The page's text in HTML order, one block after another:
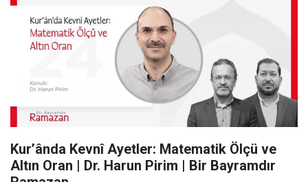
Kur’ânda Kevnî Ayetler: Matematik Ölçü ve
Altın Oran | Dr. Harun Pirim | Bir Bayramdır